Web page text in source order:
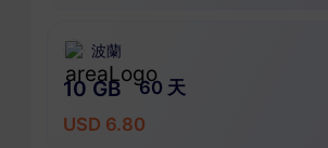
波蘭
10 GB
60 天
USD 6.80